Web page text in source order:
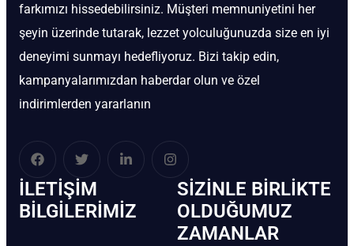
farkımızı hissedebilirsiniz. Müşteri memnuniyetini her
şeyin üzerinde tutarak, lezzet yolculuğunuzda size en iyi
deneyimi sunmayı hedefliyoruz. Bizi takip edin,
kampanyalarımızdan haberdar olun ve özel
indirimlerden yararlanın
İLETIŞIM
BİLGILERIMIZ
SIZINLE BIRLIKTE
OLDUĞUMUZ
ZAMANLAR